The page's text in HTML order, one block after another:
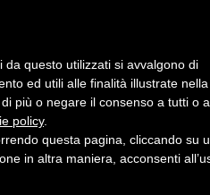
Login Registrazione
questo utilizzati si avvalgono di
ed utili alle finalità illustrate nella
più o negare il consenso a tutti o
policy.
questa pagina, cliccando su
in altra maniera, acconsenti